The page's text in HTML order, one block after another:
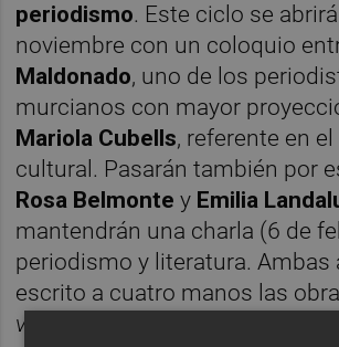
periodismo. Este ciclo se
noviembre con un coloquio
Maldonado, uno de los
murcianos con mayor
Mariola Cubells, referente en
cultural. Pasarán también por
Rosa Belmontey Emilia
mantendrán una charla (6 de
periodismo y literatura. Ambas
escrito a cuatro manos las
víctima